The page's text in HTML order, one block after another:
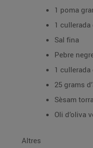
1 poma
1
Sal fina
Pebre
1 cullerada
25 grams
Sèsam
Oli d’oliva
Altres